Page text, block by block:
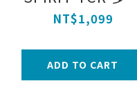
能彈力帶25碼 - 輕
NT$1,099
ADD TO CART